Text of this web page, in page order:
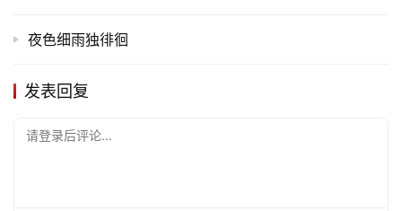
夜色细雨独徘徊
发表回复
请登录后评论...